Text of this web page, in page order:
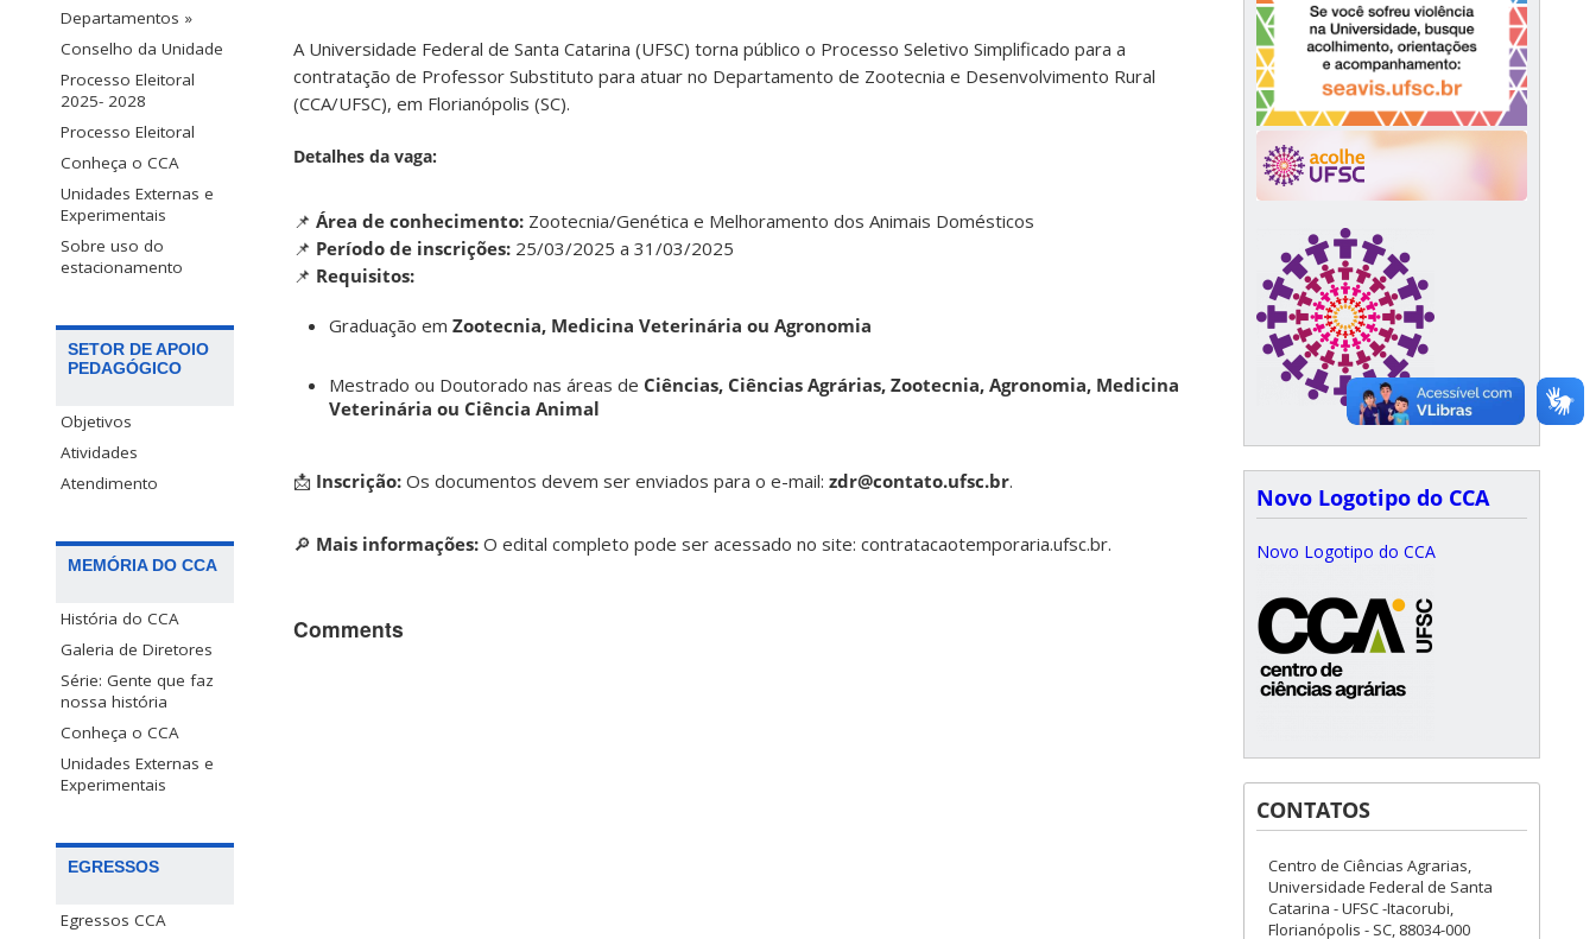
Departamentos »
Conselho da Unidade
Processo Eleitoral
2025- 2028
Processo Eleitoral
Conheça o CCA
Unidades Externas e
Experimentais
Sobre uso do
estacionamento
SETOR DE APOIO
PEDAGÓGICO
Objetivos
Atividades
Atendimento
MEMÓRIA DO CCA
História do CCA
Galeria de Diretores
Série: Gente que faz
nossa história
Conheça o CCA
Unidades Externas e
Experimentais
EGRESSOS
Egressos CCA
A Universidade Federal de Santa Catarina (UFSC) torna público o Processo Seletivo Simplificado para a
contratação de Professor Substituto para atuar no Departamento de Zootecnia e Desenvolvimento Rural
(CCA/UFSC), em Florianópolis (SC).
Detalhes da vaga:
📌 Área de conhecimento: Zootecnia/Genética e Melhoramento dos Animais Domésticos
📌 Período de inscrições: 25/03/2025 a 31/03/2025
📌 Requisitos:
Graduação em Zootecnia, Medicina Veterinária ou Agronomia
Mestrado ou Doutorado nas áreas de Ciências, Ciências Agrárias, Zootecnia, Agronomia, Medicina
Veterinária ou Ciência Animal
📩 Inscrição: Os documentos devem ser enviados para o e-mail: zdr@contato.ufsc.br.
🔎 Mais informações: O edital completo pode ser acessado no site: contratacaotemporaria.ufsc.br.
Comments
Novo Logotipo do CCA
Novo Logotipo do CCA
CONTATOS
Centro de Ciências Agrarias,
Universidade Federal de Santa
Catarina - UFSC -Itacorubi,
Florianópolis - SC, 88034-000